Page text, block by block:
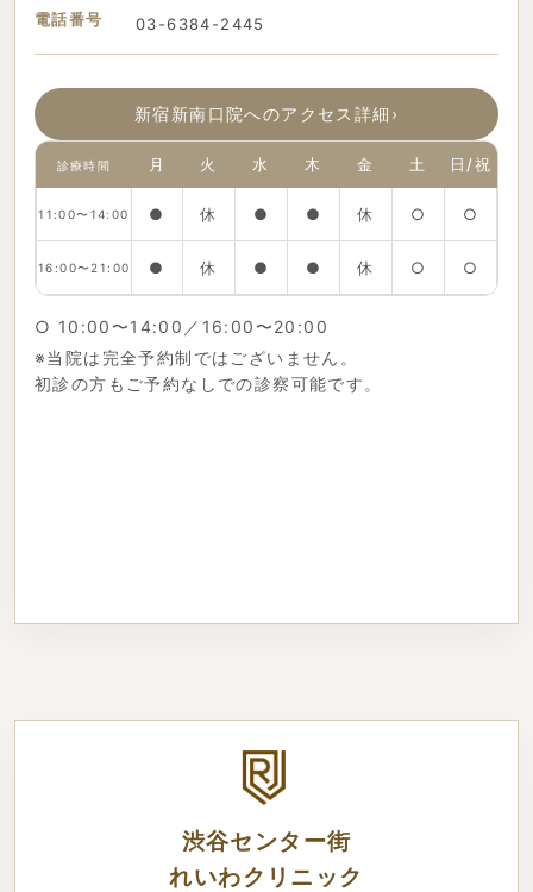
電話番号 03-6384-2445
新宿新南口院へのアクセス詳細 ›
診療時間 月 火 水 木 金 土 日/祝
11:00〜14:00 ● 休 ● ● 休 ○ ○
16:00〜21:00 ● 休 ● ● 休 ○ ○
○ 10:00〜14:00／16:00〜20:00
※当院は完全予約制ではございません。
初診の方もご予約なしでの診察可能です。
渋谷センター街
れいわクリニック